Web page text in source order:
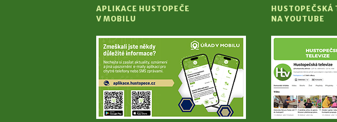
APLIKACE HUSTOPEČE
V MOBILU
HUSTOPEČSKÁ
NA YOUTUBE